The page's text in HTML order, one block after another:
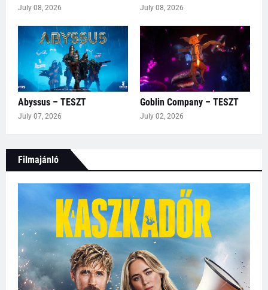
July 08, 2026 July 08, 2026
Abyssus – TESZT
July 07, 2026
Goblin Company – TESZT
July 02, 2026
Filmajánló